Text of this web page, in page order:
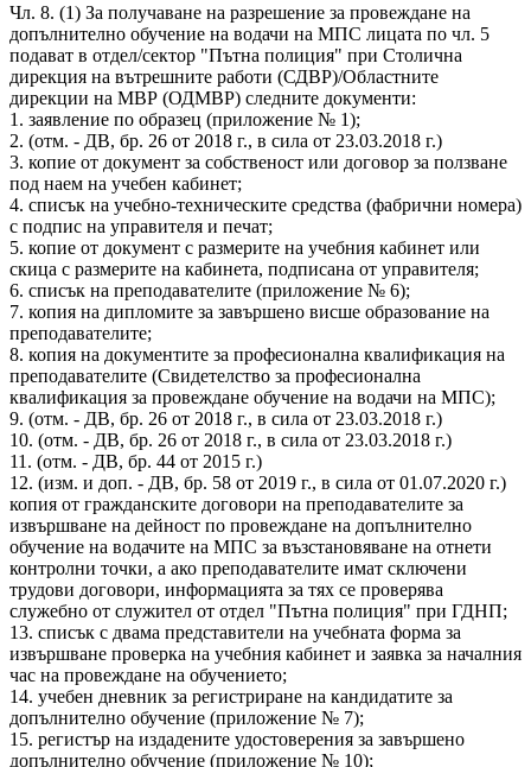
Чл. 8. (1) За получаване на разрешение за провеждане на
допълнително обучение на водачи на МПС лицата по чл. 5
подават в отдел/сектор "Пътна полиция" при Столична
дирекция на вътрешните работи (СДВР)/Областните
дирекции на МВР (ОДМВР) следните документи:
1. заявление по образец (приложение № 1);
2. (отм. - ДВ, бр. 26 от 2018 г., в сила от 23.03.2018 г.)
3. копие от документ за собственост или договор за ползване
под наем на учебен кабинет;
4. списък на учебно-техническите средства (фабрични номера)
с подпис на управителя и печат;
5. копие от документ с размерите на учебния кабинет или
скица с размерите на кабинета, подписана от управителя;
6. списък на преподавателите (приложение № 6);
7. копия на дипломите за завършено висше образование на
преподавателите;
8. копия на документите за професионална квалификация на
преподавателите (Свидетелство за професионална
квалификация за провеждане обучение на водачи на МПС);
9. (отм. - ДВ, бр. 26 от 2018 г., в сила от 23.03.2018 г.)
10. (отм. - ДВ, бр. 26 от 2018 г., в сила от 23.03.2018 г.)
11. (отм. - ДВ, бр. 44 от 2015 г.)
12. (изм. и доп. - ДВ, бр. 58 от 2019 г., в сила от 01.07.2020 г.)
копия от гражданските договори на преподавателите за
извършване на дейност по провеждане на допълнително
обучение на водачите на МПС за възстановяване на отнети
контролни точки, а ако преподавателите имат сключени
трудови договори, информацията за тях се проверява
служебно от служител от отдел "Пътна полиция" при ГДНП;
13. списък с двама представители на учебната форма за
извършване проверка на учебния кабинет и заявка за началния
час на провеждане на обучението;
14. учебен дневник за регистриране на кандидатите за
допълнително обучение (приложение № 7);
15. регистър на издадените удостоверения за завършено
допълнително обучение (приложение № 10);